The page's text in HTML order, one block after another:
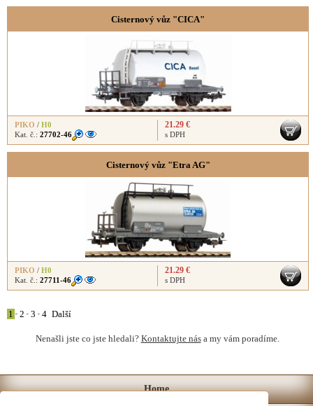
Cisternový vůz "CICA"
PIKO / H0
Kat. č.: 27702-46
21.29 €
s DPH
Cisternový vůz "Etra AG"
PIKO / H0
Kat. č.: 27711-46
21.29 €
s DPH
1 • 2 • 3 • 4 Další
Nenašli jste co jste hledali? Kontaktujte nása my vám poradíme.
Home